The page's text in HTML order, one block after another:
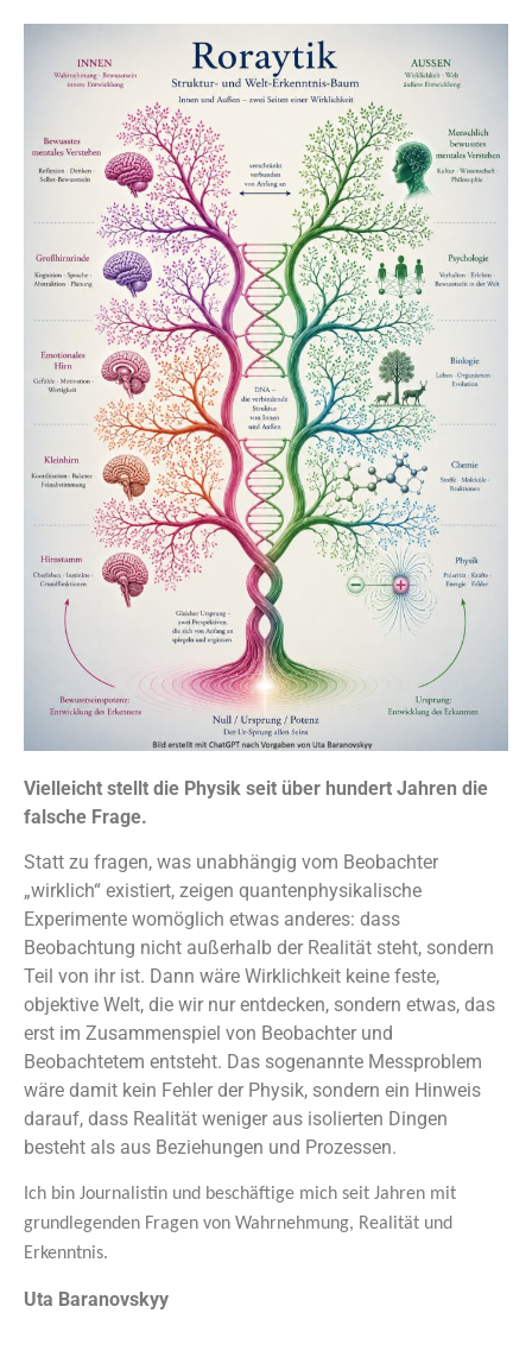
Vielleicht stellt die Physik seit über hundert Jahren die
falsche Frage.
Statt zu fragen, was unabhängig vom Beobachter
„wirklich“ existiert, zeigen quantenphysikalische
Experimente womöglich etwas anderes: dass
Beobachtung nicht außerhalb der Realität steht, sondern
Teil von ihr ist. Dann wäre Wirklichkeit keine feste,
objektive Welt, die wir nur entdecken, sondern etwas, das
erst im Zusammenspiel von Beobachter und
Beobachtetem entsteht. Das sogenannte Messproblem
wäre damit kein Fehler der Physik, sondern ein Hinweis
darauf, dass Realität weniger aus isolierten Dingen
besteht als aus Beziehungen und Prozessen.
Ich bin Journalistin und beschäftige mich seit Jahren mit
grundlegenden Fragen von Wahrnehmung, Realität und
Erkenntnis.
Uta Baranovskyy